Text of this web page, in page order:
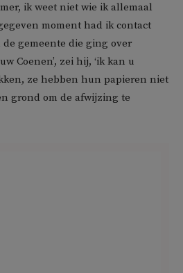
ik weet niet wie ik allemaal
moment had ik contact
gemeente die ging over
Coenen’, zei hij, ‘ik kan u
ze hebben hun papieren niet
grond om de afwijzing te